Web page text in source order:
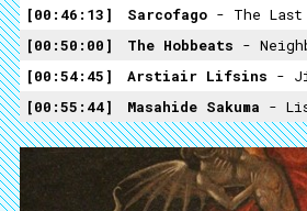
00:46:13
Sarcofago - The
00:50:00
The Hobbeats -
00:54:45
Arstiair Lifsins -
00:55:44
Masahide Sakuma -